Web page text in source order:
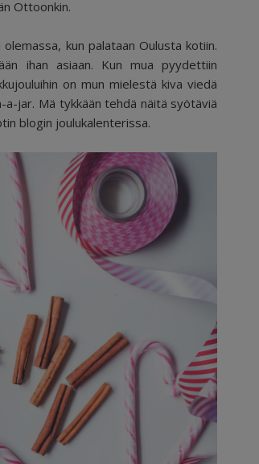
Ottoonkin.
kun palataan Oulusta kotiin.
ihan asiaan. Kun mua pyydettiin
on mun mielestä kiva viedä
a-jar. Mä tykkään tehdä näitä syötäviä
blogin joulukalenterissa.